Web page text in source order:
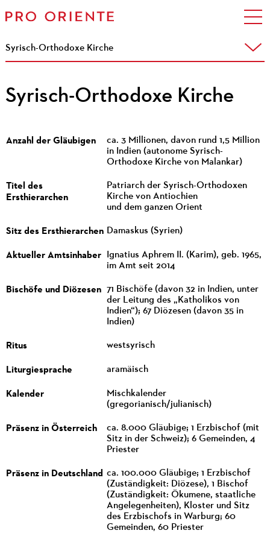
Syrisch-Orthodoxe Kirche
Syrisch-Orthodoxe Kirche
Anzahl der Gläubigen
ca. 3 Millionen, davon rund 1,5 Million
in Indien (autonome Syrisch-
Orthodoxe Kirche von Malankar)
Titel des
Ersthierarchen
Patriarch der Syrisch-Orthodoxen
Kirche von Antiochien
und dem ganzen Orient
Sitz des Ersthierarchen Damaskus (Syrien)
Aktueller Amtsinhaber
Ignatius Aphrem II. (Karim), geb. 1965,
im Amt seit 2014
Bischöfe und Diözesen 71 Bischöfe (davon 32 in Indien, unter
der Leitung des „Katholikos von
Indien“); 67 Diözesen (davon 35 in
Indien)
Ritus westsyrisch
Liturgiesprache aramäisch
Kalender
Mischkalender
(gregorianisch/julianisch)
Präsenz in Österreich
ca. 8.000 Gläubige; 1 Erzbischof (mit
Sitz in der Schweiz); 6 Gemeinden, 4
Priester
Präsenz in Deutschland ca. 100.000 Gläubige; 1 Erzbischof
(Zuständigkeit: Diözese), 1 Bischof
(Zuständigkeit: Ökumene, staatliche
Angelegenheiten), Kloster und Sitz
des Erzbischofs in Warburg; 60
Gemeinden, 60 Priester